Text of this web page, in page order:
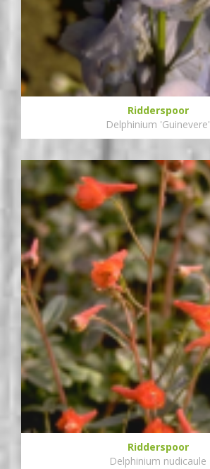
Ridderspoor
Delphinium 'Guinevere'
Ridderspoor
Delphinium nudicaule